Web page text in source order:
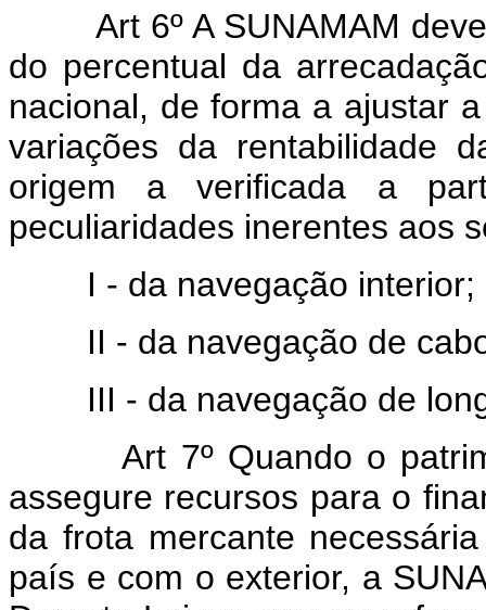
Art 6º A SUNAMAM
do percentual da
nacional, de forma a ajustar
variações da rentabilidade
origem a verificada a
peculiaridades inerentes aos
I - da navegação interior;
II - da navegação de
III - da navegação de
Art 7º Quando o
assegure recursos para o
da frota mercante
país e com o exterior, a